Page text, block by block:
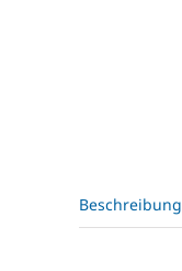
Beschreibung